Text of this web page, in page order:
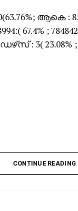
ആകെ :
67.4% ;
: 3( 23.08%
CONTINUE READING